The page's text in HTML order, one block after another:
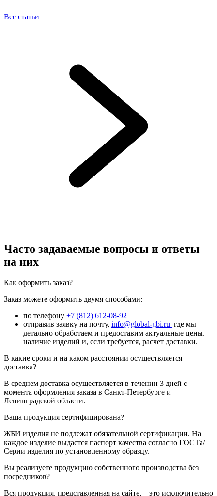
Все статьи
Часто задаваемые вопросы и ответы
на них
Как оформить заказ?
Заказ можете оформить двумя способами:
по телефону +7 (812) 612-08-92
отправив заявку на почту, info@global-gbi.ru где мы
детально обработаем и предоставим актуальные цены,
наличие изделий и, если требуется, расчет доставки.
В какие сроки и на каком расстоянии осуществляется
доставка?
В среднем доставка осуществляется в течении 3 дней с
момента оформления заказа в Санкт-Петербурге и
Ленинградской области.
Ваша продукция сертифицирована?
ЖБИ изделия не подлежат обязательной сертификации. На
каждое изделие выдается паспорт качества согласно ГОСТа/
Серии изделия по установленному образцу.
Вы реализуете продукцию собственного производства без
посредников?
Вся продукция, представленная на сайте, – это исключительно